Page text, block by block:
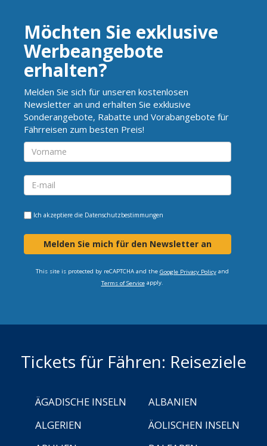
Möchten Sie exklusive
Werbeangebote
erhalten?
Melden Sie sich für unseren kostenlosen
Newsletter an und erhalten Sie exklusive
Sonderangebote, Rabatte und Vorabangebote für
Fährreisen zum besten Preis!
Ich akzeptiere die Datenschutzbestimmungen
Melden Sie mich für den Newsletter an
This site is protected by reCAPTCHA and the Google Privacy Policyand
Terms of Serviceapply.
Tickets für Fähren: Reiseziele
ÄGADISCHE INSELN
ALBANIEN
ALGERIEN
ÄOLISCHEN INSELN